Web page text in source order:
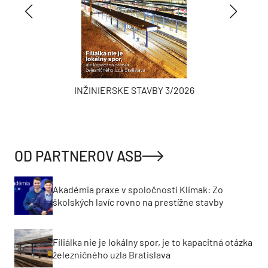
INŽINIERSKE STAVBY 3/2026
OD PARTNEROV ASB
Akadémia praxe v spoločnosti Klimak: Zo
školských lavíc rovno na prestížne stavby
Filiálka nie je lokálny spor, je to kapacitná otázka
železničného uzla Bratislava